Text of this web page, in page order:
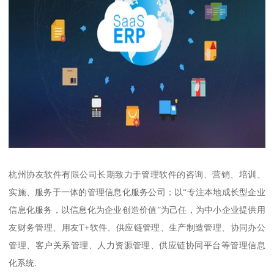
杭州协友软件有限公司长期致力于管理软件的咨询、营销、培训、
实施、服务于一体的管理信息化服务公司；以“专注本地成长型企业
信息化服务，以信息化为企业创造价值”为己任，为中小企业提供用
友财务管理、用友T+软件、供应链管理、生产制造管理、协同办公
管理、客户关系管理、人力资源管理、供应链协同平台等管理信息
化系统.